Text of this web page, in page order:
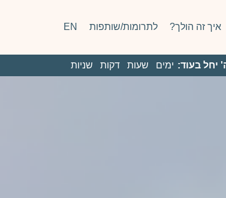
איך זה הולך? לתרומות/שותפות EN
יחל בעוד: ימים שעות דקות שניות